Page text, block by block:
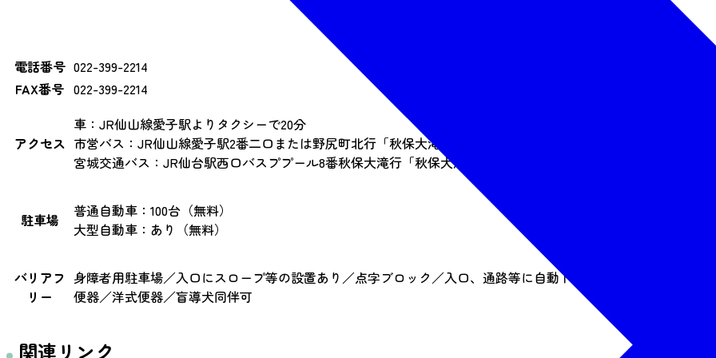
電話番号 022-399-2214
FAX番号 022-399-2214
アクセス
車：JR仙山線愛子駅よりタクシーで20分
市営バス：JR仙山線愛子駅2番二口または野尻町北行「秋保大滝」下車
宮城交通バス：JR仙台駅西口バスププール8番秋保大滝行「秋保大滝」下車（土曜・日曜・祝日のみ運行）
駐車場
普通自動車：100台（無料）
大型自動車：あり（無料）
バリアフ
リー
身障者用駐車場／入口にスロープ等の設置あり／点字ブロック／入口、通路等に自動ドアあり／車椅子（身障者
便器／洋式便器／盲導犬同伴可
関連リンク